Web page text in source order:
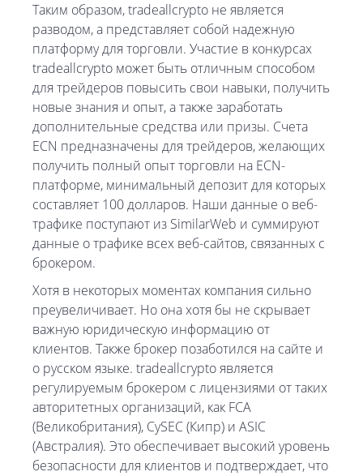
Таким образом, tradeallcrypto не является
разводом, а представляет собой надежную
платформу для торговли. Участие в конкурсах
tradeallcrypto может быть отличным способом
для трейдеров повысить свои навыки, получить
новые знания и опыт, а также заработать
дополнительные средства или призы. Счета
ECN предназначены для трейдеров, желающих
получить полный опыт торговли на ECN-
платформе, минимальный депозит для которых
составляет 100 долларов. Наши данные о веб-
трафике поступают из SimilarWeb и суммируют
данные о трафике всех веб-сайтов, связанных с
брокером.
Хотя в некоторых моментах компания сильно
преувеличивает. Но она хотя бы не скрывает
важную юридическую информацию от
клиентов. Также брокер позаботился на сайте и
о русском языке. tradeallcrypto является
регулируемым брокером с лицензиями от таких
авторитетных организаций, как FCA
(Великобритания), CySEC (Кипр) и ASIC
(Австралия). Это обеспечивает высокий уровень
безопасности для клиентов и подтверждает, что